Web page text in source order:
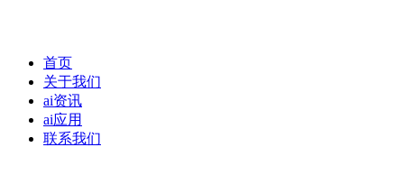
首页
关于我们
ai资讯
ai应用
联系我们